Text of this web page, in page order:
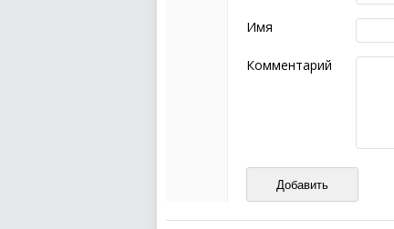
Комментарий не
эмоциональных
Не стоит
Пожалуйста, не
также призывы к
Не размещайте
И запаситесь
ваш отзыв может
Имя
Комментарий